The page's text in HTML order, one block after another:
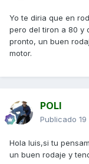
Yo te diria que en
pero del tiron a 80 y
pronto, un buen
motor.
POLI
Publicado
Hola luis,si tu
un buen rodaje y